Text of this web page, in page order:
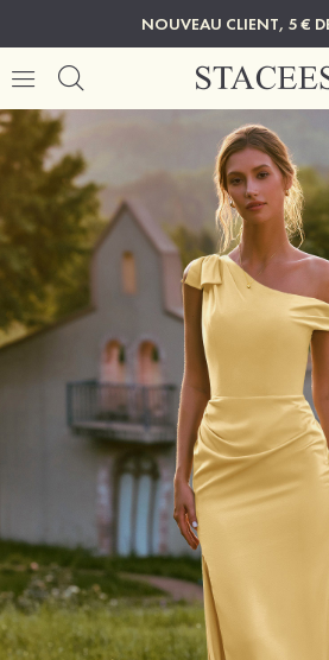
NOUVEAU CLIENT, 5 €